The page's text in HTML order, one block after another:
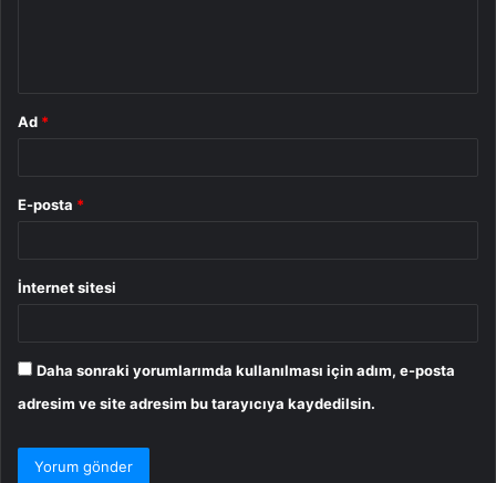
Ad *
E-posta *
İnternet sitesi
Daha sonraki yorumlarımda kullanılması için adım, e-posta
adresim ve site adresim bu tarayıcıya kaydedilsin.